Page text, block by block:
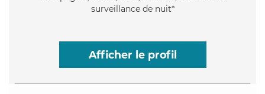
surveillance de nuit*
Afficher le profil